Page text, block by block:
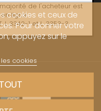
de l'acheteur est
ligne
L 3342-1 et L. 3353-3
cookies et ceux de
Pour donner votre
appuyez sur le
cookies